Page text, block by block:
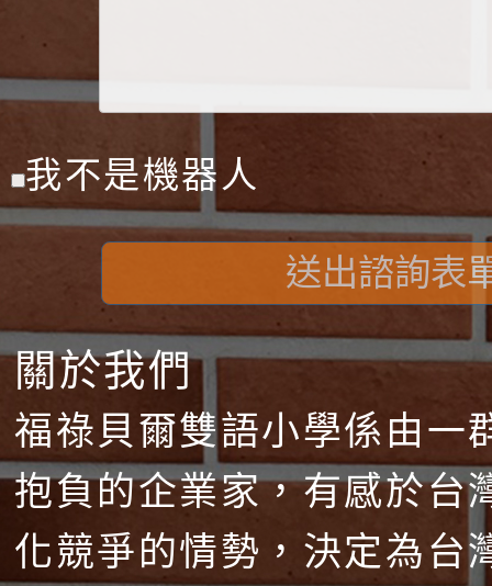
我不是機器人
送出諮詢表
關於我們
福祿貝爾雙語小學係由一
抱負的企業家，有感於台
化競爭的情勢，決定為台